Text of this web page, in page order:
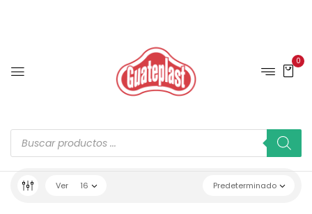
0
Predeterminado
Ver 16